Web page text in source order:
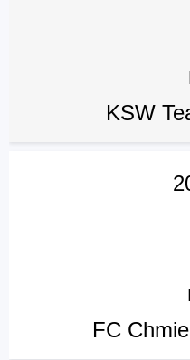
KSW
FC